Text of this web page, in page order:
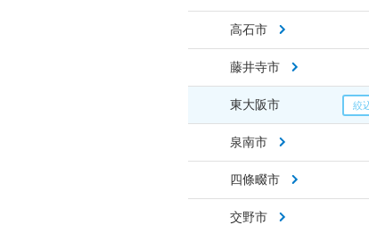
高石市
藤井寺市
東大阪市
泉南市
四條畷市
交野市